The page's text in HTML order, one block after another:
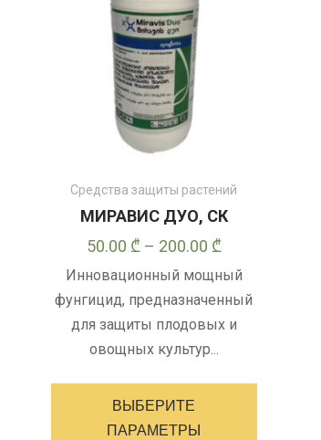
Средства защиты растений
МИРАВИС ДУО, СК
50.00 ₾ – 200.00 ₾Диапазон
цен:
50.00 ₾
–
Инновационный мощный
фунгицид, предназначенный
для защиты плодовых и
овощных культур...
ВЫБЕРИТЕ
ПАРАМЕТРЫ